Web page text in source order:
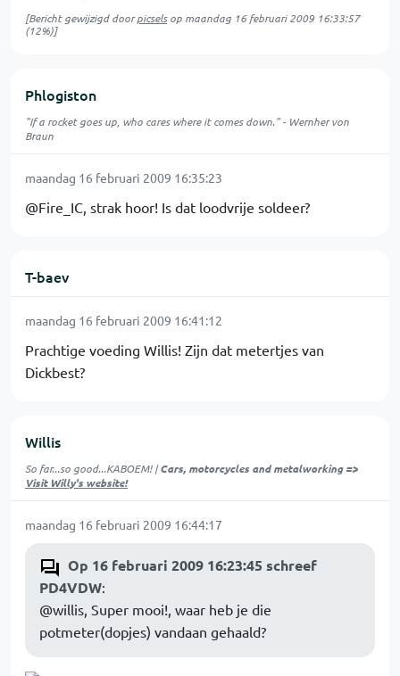
[Bericht gewijzigd doorpicselsop maandag 16 februari 2009 16:33:57
(12%)]
Phlogiston
"If a rocket goes up, who cares where it comes down." - Wernher von
Braun
maandag 16 februari 2009 16:35:23
@Fire_IC, strak hoor! Is dat loodvrije soldeer?
T-baev
maandag 16 februari 2009 16:41:12
Prachtige voeding Willis! Zijn dat metertjes van
Dickbest?
Willis
So far...so good...KABOEM! |Cars, motorcycles and metalworking =>
Visit Willy's website!
maandag 16 februari 2009 16:44:17
Op 16 februari 2009 16:23:45 schreef
PD4VDW:
@willis, Super mooi!, waar heb je die
potmeter(dopjes) vandaan gehaald?